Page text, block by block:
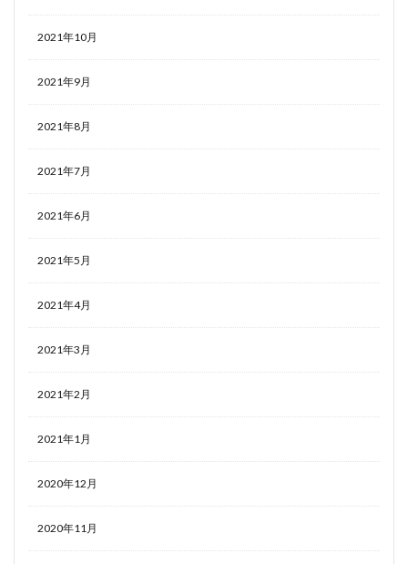
2021年10月
2021年9月
2021年8月
2021年7月
2021年6月
2021年5月
2021年4月
2021年3月
2021年2月
2021年1月
2020年12月
2020年11月